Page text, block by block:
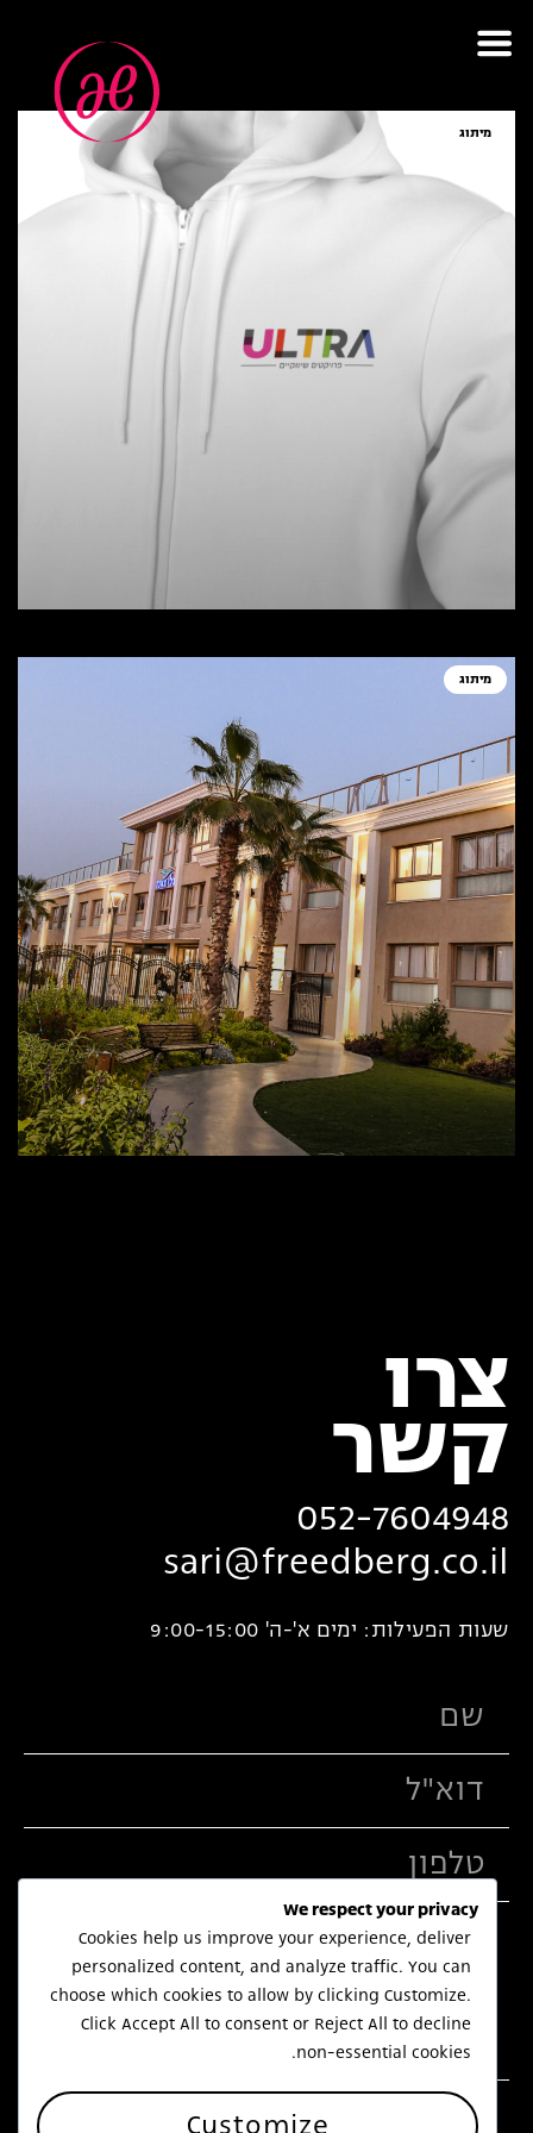
מיתוג
מיתוג
צרו
‏קשר
052-7604948
sari@freedberg.co.il
שעות הפעילות: ימים א'-ה' 9:00-15:00
שלח
We respect your privacy
Cookies help us improve your experience, deliver
personalized content, and analyze traffic. You can
choose which cookies to allow by clickingCustomize.
ClickAccept All to consent or Reject All to decline
non-essential cookies.